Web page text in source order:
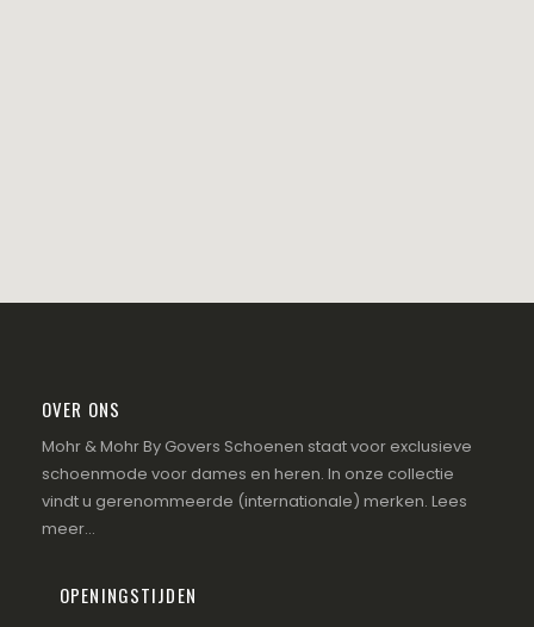
OVER ONS
Mohr & Mohr By Govers Schoenen staat voor exclusieve
schoenmode voor dames en heren. In onze collectie
vindt u gerenommeerde (internationale) merken. Lees
meer...
OPENINGSTIJDEN